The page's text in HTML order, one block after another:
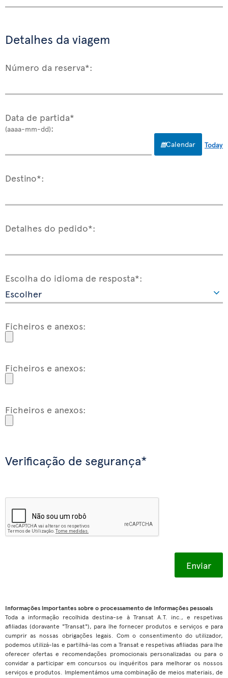
Detalhes da viagem
Número da reserva*:
Data de partida*
(aaaa-mm-dd):
Calendar Today
Destino*:
Detalhes do pedido*:
Escolha do idioma de resposta*:
Ficheiros e anexos:
Ficheiros e anexos:
Ficheiros e anexos:
Verificação de segurança*
Informações importantes sobre o processamento de informações pessoais
Toda a informação recolhida destina-se à Transat A.T. inc., e respetivas
afiliadas (doravante "Transat"), para lhe fornecer produtos e serviços e para
cumprir as nossas obrigações legais. Com o consentimento do utilizador,
podemos utilizá-las e partilhá-las com a Transat e respetivas afiliadas para lhe
oferecer ofertas e recomendações promocionais personalizadas ou para o
convidar a participar em concursos ou inquéritos para melhorar os nossos
serviços e produtos. Implementámos uma combinação de meios materiais, de